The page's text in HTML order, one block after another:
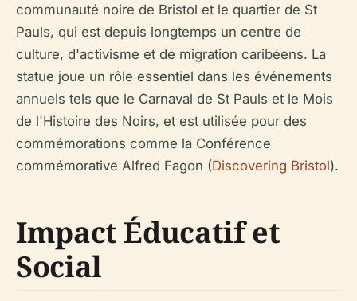
communauté noire de Bristol et le quartier de St
Pauls, qui est depuis longtemps un centre de
culture, d'activisme et de migration caribéens. La
statue joue un rôle essentiel dans les événements
annuels tels que le Carnaval de St Pauls et le Mois
de l'Histoire des Noirs, et est utilisée pour des
commémorations comme la Conférence
commémorative Alfred Fagon (Discovering Bristol).
Impact Éducatif et
Social